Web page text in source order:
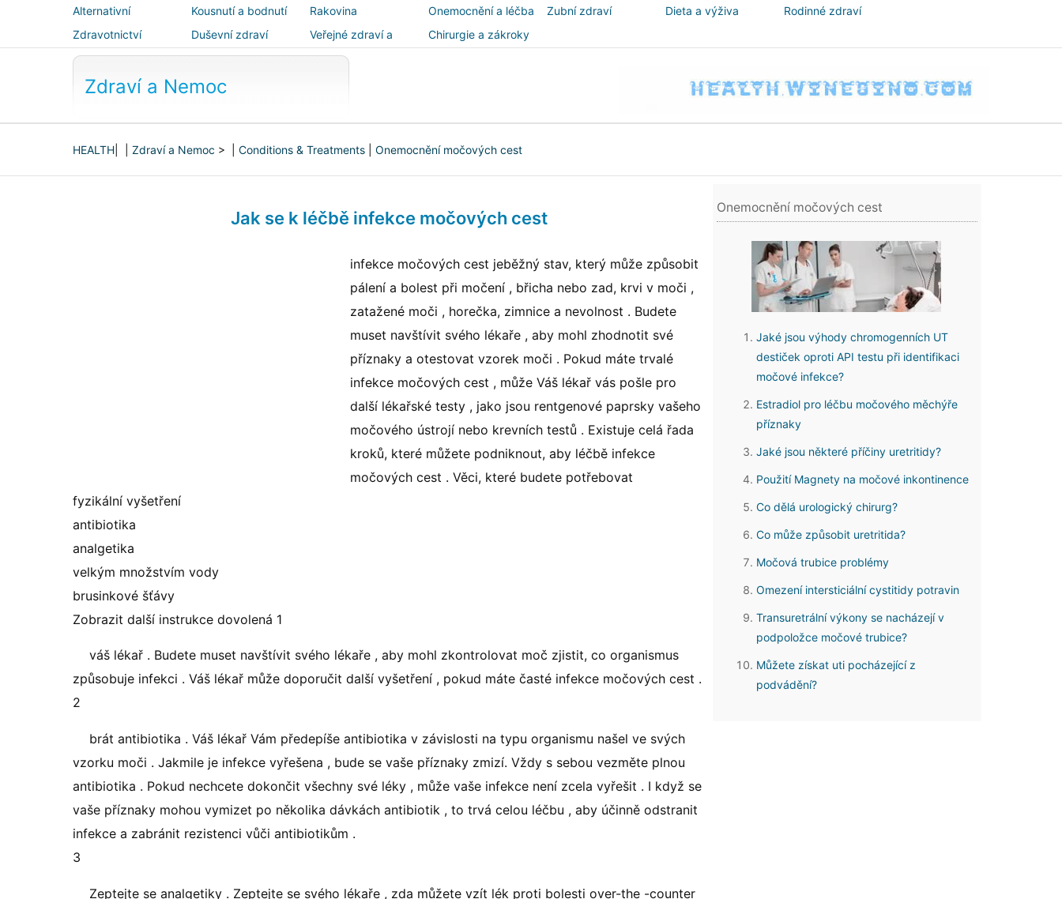
Alternativní
medicína
Kousnutí a bodnutí Rakovina Onemocnění a léčba Zubní zdraví Dieta a výživa
Rodinné zdraví
Zdravotnictví
Duševní zdraví
Veřejné zdraví a
bezpečnost
Chirurgie a zákroky
Zdraví a Nemoc
HEALTH Zdraví a Nemoc > | Conditions & Treatments Onemocnění močových cest
Jak se k léčbě infekce močových cest
infekce močových cest jeběžný stav, který může způsobit
pálení a bolest při močení , břicha nebo zad, krvi v moči ,
zatažené moči , horečka, zimnice a nevolnost . Budete
muset navštívit svého lékaře , aby mohl zhodnotit své
příznaky a otestovat vzorek moči . Pokud máte trvalé
infekce močových cest , může Váš lékař vás pošle pro
další lékařské testy , jako jsou rentgenové paprsky vašeho
močového ústrojí nebo krevních testů . Existuje celá řada
kroků, které můžete podniknout, aby léčbě infekce
močových cest . Věci, které budete potřebovat
fyzikální vyšetření
antibiotika
analgetika
velkým množstvím vody
brusinkové šťávy
Zobrazit další instrukce dovolená 1
váš lékař . Budete muset navštívit svého lékaře , aby mohl zkontrolovat moč zjistit, co organismus
způsobuje infekci . Váš lékař může doporučit další vyšetření , pokud máte časté infekce močových cest .
2
brát antibiotika . Váš lékař Vám předepíše antibiotika v závislosti na typu organismu našel ve svých
vzorku moči . Jakmile je infekce vyřešena , bude se vaše příznaky zmizí. Vždy s sebou vezměte plnou
antibiotika . Pokud nechcete dokončit všechny své léky , může vaše infekce není zcela vyřešit . I když se
vaše příznaky mohou vymizet po několika dávkách antibiotik , to trvá celou léčbu , aby účinně odstranit
infekce a zabránit rezistenci vůči antibiotikům .
3
Zeptejte se analgetiky . Zeptejte se svého lékaře , zda můžete vzít lék proti bolesti over-the -counter
Onemocnění močových cest
Jaké jsou výhody chromogenních UT
destiček oproti API testu při identifikaci
močové infekce?
Estradiol pro léčbu močového měchýře
příznaky
Jaké jsou některé příčiny uretritidy?
Použití Magnety na močové inkontinence
Co dělá urologický chirurg?
Co může způsobit uretritida?
Močová trubice problémy
Omezení intersticiální cystitidy potravin
Transuretrální výkony se nacházejí v
podpoložce močové trubice?
Můžete získat uti pocházející z
podvádění?